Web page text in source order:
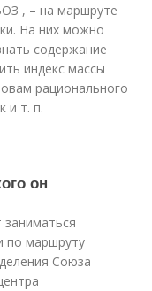
, – на маршруте
На них можно
содержание
индекс массы
рационального
и т. п.
он
по маршруту
Союза